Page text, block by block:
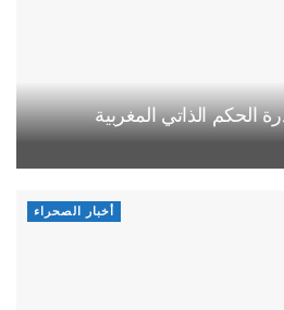
الحكم الذاتي المغربية
أخبار الصحراء